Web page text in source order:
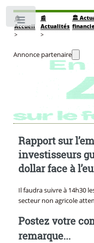
🏠
Accueil
>
📰
Actualités
>
🏛️
Annonce partenaire
Rapport sur
investisseurs
dollar face à
Il faudra suivre à 14h30
secteur non agricole
Postez votre
remarque...
Toggle